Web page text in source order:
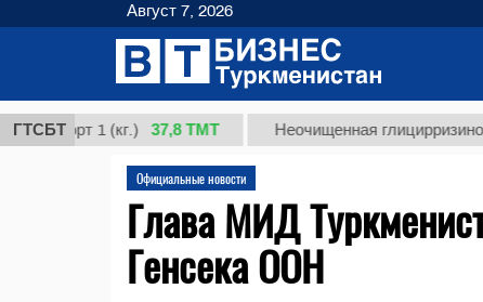
ГТСБТ
сорт 1 (кг.) 37,8 ТМТ Неочищенная глицирризиновая
Официальные новости
Глава МИД
Генсека ООН
Август 7, 2026